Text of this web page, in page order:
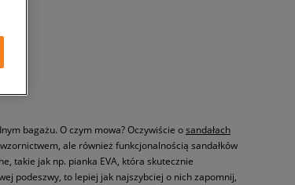
bagażu. O czym mowa? Oczywiście osandałach
ale również funkcjonalnością sandałków
takie jak np. pianka EVA, która skutecznie
podeszwy, to lepiej jak najszybciej o nich zapomnij,